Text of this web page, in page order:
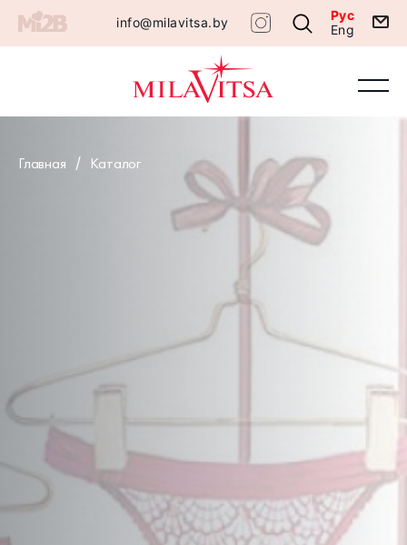
info@milavitsa.by
Рус
Eng
Главная Каталог